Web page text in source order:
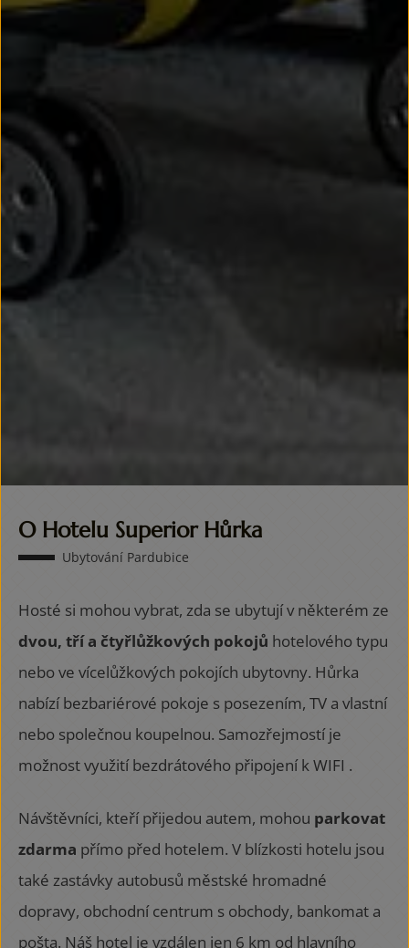
O Hotelu Superior Hůrka
Ubytování Pardubice
Hosté si mohou vybrat, zda se ubytují v některém ze
dvou, tří a čtyřlůžkových pokojů hotelového typu
nebo ve vícelůžkových pokojích ubytovny. Hůrka
nabízí bezbariérové pokoje s posezením, TV a vlastní
nebo společnou koupelnou. Samozřejmostí je
možnost využití bezdrátového připojení k WIFI .
Návštěvníci, kteří přijedou autem, mohou parkovat
zdarma přímo před hotelem. V blízkosti hotelu jsou
také zastávky autobusů městské hromadné
dopravy, obchodní centrum s obchody, bankomat a
pošta. Náš hotel je vzdálen jen 6 km od hlavního